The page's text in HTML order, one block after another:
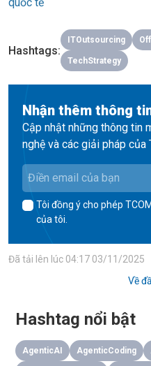
Hashtags:
ITOutsourcing
TechStrategy
Nhận thêm thông
Cập nhật những thông tin
nghệ và các giải pháp của
Tôi đồng ý cho phép
của tôi.
Đã tải lên lúc 04:17 03/11/2025
Về
Hashtag nổi bật
AgenticAI AgenticCoding